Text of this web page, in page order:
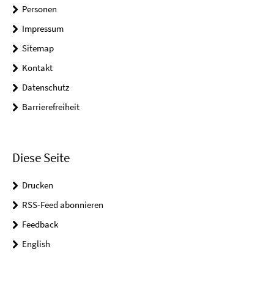
Personen
Impressum
Sitemap
Kontakt
Datenschutz
Barrierefreiheit
Diese Seite
Drucken
RSS-Feed abonnieren
Feedback
English